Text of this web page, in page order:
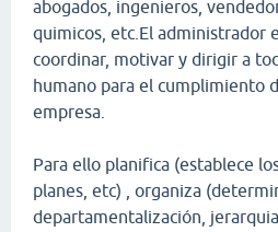
abogados, ingenieros,
quimicos, etc.El administrador
coordinar, motivar y dirigir a
humano para el cumplimiento
empresa.
Para ello planifica (establece
planes, etc) , organiza
departamentalización,